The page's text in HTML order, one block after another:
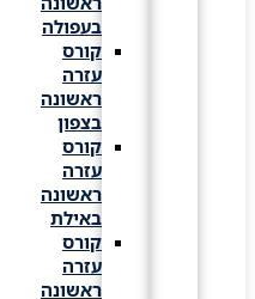
בעפולה
קורס
עזרה
ראשונה
בצפון
קורס
עזרה
ראשונה
באילת
קורס
עזרה
ראשונה